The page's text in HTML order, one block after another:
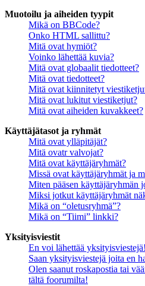
Muotoilu ja aiheiden tyypit
Mikä on BBCode?
Onko HTML sallittu?
Mitä ovat hymiöt?
Voinko lähettää kuvia?
Mitä ovat globaalit tiedotteet?
Mitä ovat tiedotteet?
Mitä ovat kiinnitetyt
Mitä ovat lukitut viestiketjut?
Mitä ovat aiheiden kuvakkeet?
Käyttäjätasot ja ryhmät
Mitä ovat ylläpitäjät?
Mitä ovatr valvojat?
Mitä ovat käyttäjäryhmät?
Missä ovat käyttäjäryhmät ja
Miten pääsen käyttäjäryhmän
Miksi jotkut käyttäjäryhmät
Mikä on “oletusryhmä”?
Mikä on “Tiimi” linkki?
Yksityisviestit
En voi lähettää yksityisviestejä!
Saan yksityisviestejä joita en
Olen saanut roskapostia tai
tältä foorumilta!